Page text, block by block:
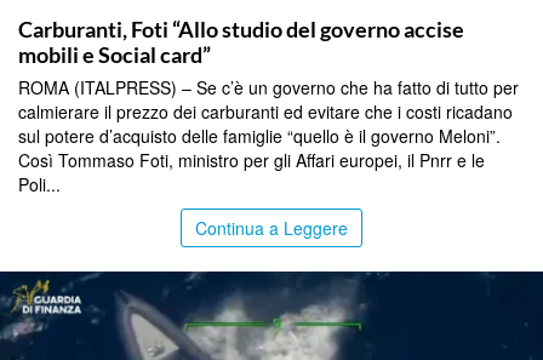
Carburanti, Foti “Allo studio del governo accise
mobili e Social card”
ROMA (ITALPRESS) – Se c’è un governo che ha fatto di tutto per
calmierare il prezzo dei carburanti ed evitare che i costi ricadano
sul potere d’acquisto delle famiglie “quello è il governo Meloni”.
Così Tommaso Foti, ministro per gli Affari europei, il Pnrr e le
Poli...
Continua a Leggere